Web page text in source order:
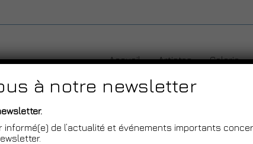
Skip to content Accueil Artistes Galerie
à notre newsletter
informé(e) de l’actualité et événements importants